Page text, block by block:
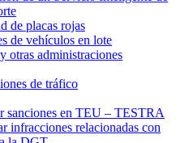
de placas rojas
de vehículos en lote
otras administraciones
de tráfico
sanciones en TEU – TESTRA
infracciones relacionadas con